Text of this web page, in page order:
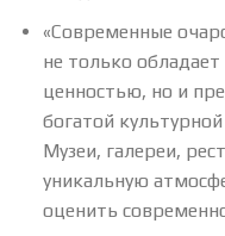
«Современные
не только
ценностью, но и
богатой
Музеи, галереи,
уникальную
оценить